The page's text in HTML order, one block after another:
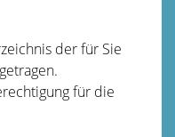
der für Sie
für die